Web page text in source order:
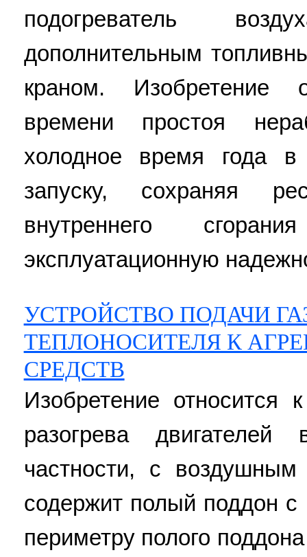
подогреватель
дополнительным
краном. Изобретение
времени простоя
холодное время года в
запуску, сохраняя
внутреннего
эксплуатационную
УСТРОЙСТВО ПОДАЧИ
ТЕПЛОНОСИТЕЛЯ К
СРЕДСТВ
Изобретение относится
разогрева двигателей
частности, с воздушным
содержит полый поддон
периметру полого